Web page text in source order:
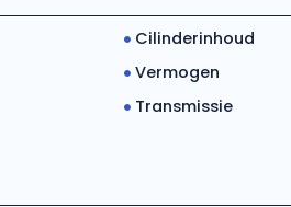
Cilinderinhoud
Vermogen
Transmissie